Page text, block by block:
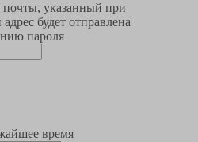
почты, указанный при
будет отправлена
пароля
время